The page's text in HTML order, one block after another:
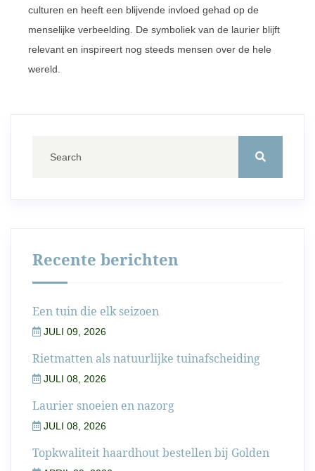
culturen en heeft een blijvende invloed gehad op de
menselijke verbeelding. De symboliek van de laurier blijft
relevant en inspireert nog steeds mensen over de hele
wereld.
Recente berichten
Een tuin die elk seizoen
JULI 09, 2026
Rietmatten als natuurlijke tuinafscheiding
JULI 08, 2026
Laurier snoeien en nazorg
JULI 08, 2026
Topkwaliteit haardhout bestellen bij Golden